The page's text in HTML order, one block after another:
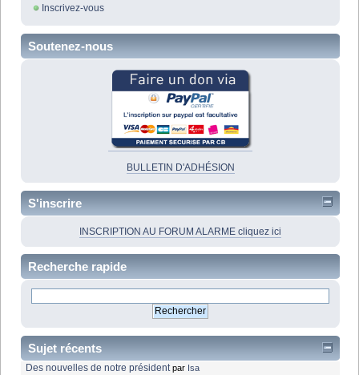
Inscrivez-vous
Soutenez-nous
BULLETIN D'ADHÉSION
S'inscrire
INSCRIPTION AU FORUM ALARME cliquez ici
Recherche rapide
Sujet récents
Des nouvelles de notre président par Isa